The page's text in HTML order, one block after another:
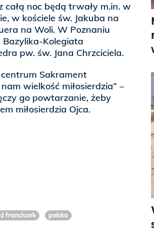
noc będą trwały m.in. w
w kościele św. Jakuba na
na Woli. W Poznaniu
Bazylika-Kolegiata
pw. św. Jana Chrzciciela.
Sakrament
wielkość miłosierdzia” –
go powtarzanie, żeby
miłosierdzia Ojca.
franciszek
polska